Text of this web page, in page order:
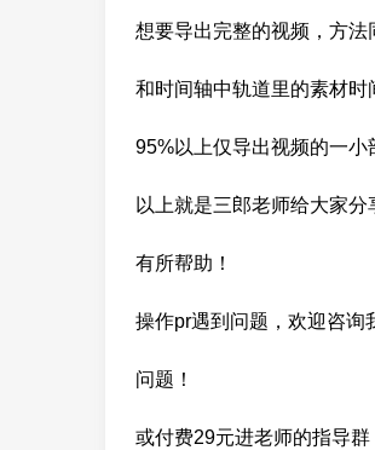
想要导出完整的视频，方法
和时间轴中轨道里的素材时
95%以上仅导出视频的一小
以上就是三郎老师给大家分
有所帮助！
操作pr遇到问题，欢迎咨询
问题！
或付费29元进老师的指导群